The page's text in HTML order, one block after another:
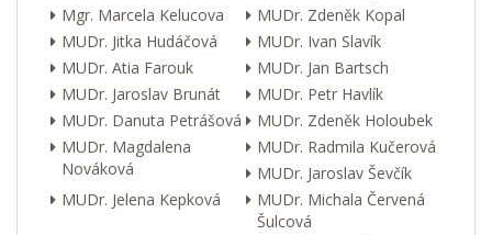
Mgr. Marcela Kelucova
MUDr. Zdeněk Kopal
MUDr. Jitka Hudáčová
MUDr. Ivan Slavík
MUDr. Atia Farouk
MUDr. Jan Bartsch
MUDr. Jaroslav Brunát
MUDr. Petr Havlík
MUDr. Danuta Petrášová
MUDr. Zdeněk Holoubek
MUDr. Magdalena
Nováková
MUDr. Radmila Kučerová
MUDr. Jaroslav Ševčík
MUDr. Jelena Kepková
MUDr. Michala Červená
Šulcová